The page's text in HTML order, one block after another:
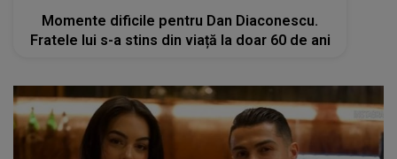
Momente dificile pentru Dan Diaconescu.
Fratele lui s-a stins din viață la doar 60 de ani